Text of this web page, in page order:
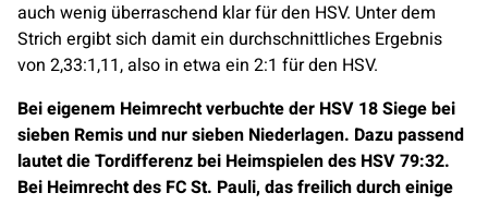
auch wenig überraschend klar für den HSV. Unter dem
Strich ergibt sich damit ein durchschnittliches Ergebnis
von 2,33:1,11, also in etwa ein 2:1 für den HSV.
Bei eigenem Heimrecht verbuchte der HSV 18 Siege bei
sieben Remis und nur sieben Niederlagen. Dazu passend
lautet die Tordifferenz bei Heimspielen des HSV 79:32.
Bei Heimrecht des FC St. Pauli, das freilich durch einige